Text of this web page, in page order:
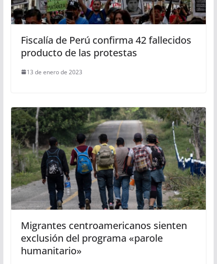
Fiscalía de Perú confirma 42 fallecidos
producto de las protestas
13 de enero de 2023
Migrantes centroamericanos sienten
exclusión del programa «parole
humanitario»